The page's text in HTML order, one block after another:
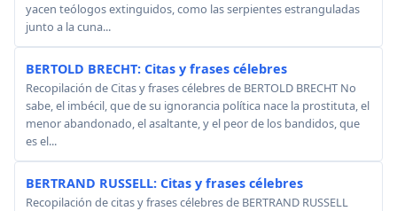
yacen teólogos extinguidos, como las serpientes estranguladas
junto a la cuna...
BERTOLD BRECHT: Citas y frases célebres
Recopilación de Citas y frases célebres de BERTOLD BRECHT No
sabe, el imbécil, que de su ignorancia política nace la prostituta, el
menor abandonado, el asaltante, y el peor de los bandidos, que
es el...
BERTRAND RUSSELL: Citas y frases célebres
Recopilación de citas y frases célebres de BERTRAND RUSSELL